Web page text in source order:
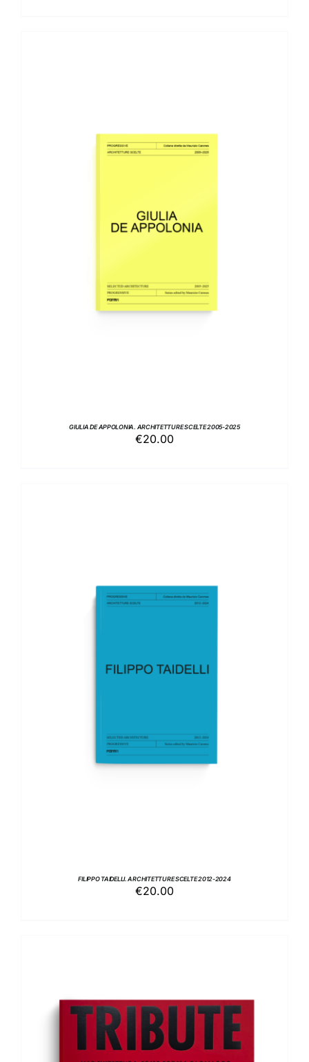
AGGIUNGI AL CARRELLO / DETTAGLI
GIULIA DE APPOLONIA. ARCHITETTURE SCELTE 2005-2025
€20.00
AGGIUNGI AL CARRELLO / DETTAGLI
FILIPPO TAIDELLI. ARCHITETTURE SCELTE 2012-2024
€20.00